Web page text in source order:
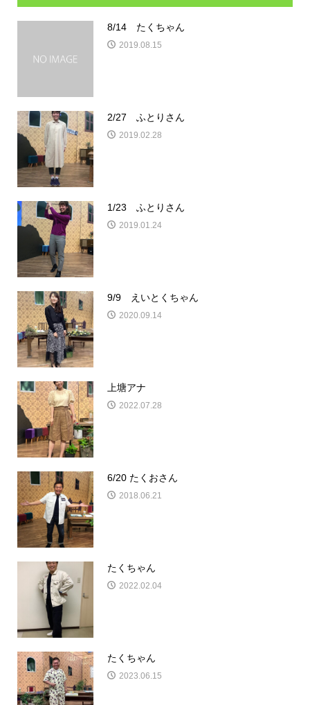
8/14 たくちゃん
2019.08.15
2/27 ふとりさん
2019.02.28
1/23 ふとりさん
2019.01.24
9/9 えいとくちゃん
2020.09.14
上塘アナ
2022.07.28
6/20 たくおさん
2018.06.21
たくちゃん
2022.02.04
たくちゃん
2023.06.15